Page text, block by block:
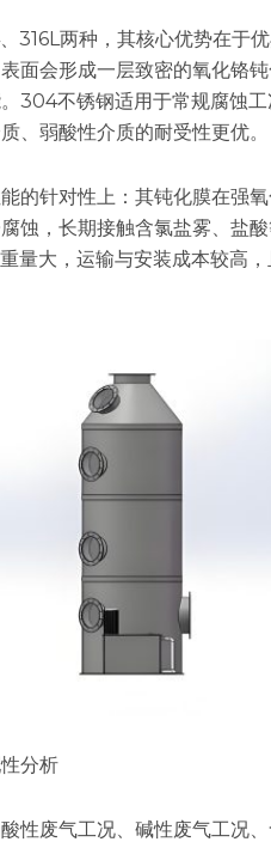
316L两种，其核心优势在于
面会形成一层致密的氧化铬
304不锈钢适用于常规腐蚀工
、弱酸性介质的耐受性更优。
的针对性上：其钝化膜在强
蚀，长期接触含氯盐雾、盐
量大，运输与安装成本较高
分析
性废气工况、碱性废气工况